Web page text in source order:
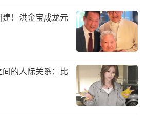
抗体。“我们的想法是，要为
切相关的2万余种蛋白质贴上
了北斗网络一样。”李劲松
基因组标签计划（GTP）。而
半克隆技术在给蛋白质贴上
的作用。科学家可以直接跟
的蛋白质，观察它们在生命活
！洪金宝成龙元
的人际关系：比